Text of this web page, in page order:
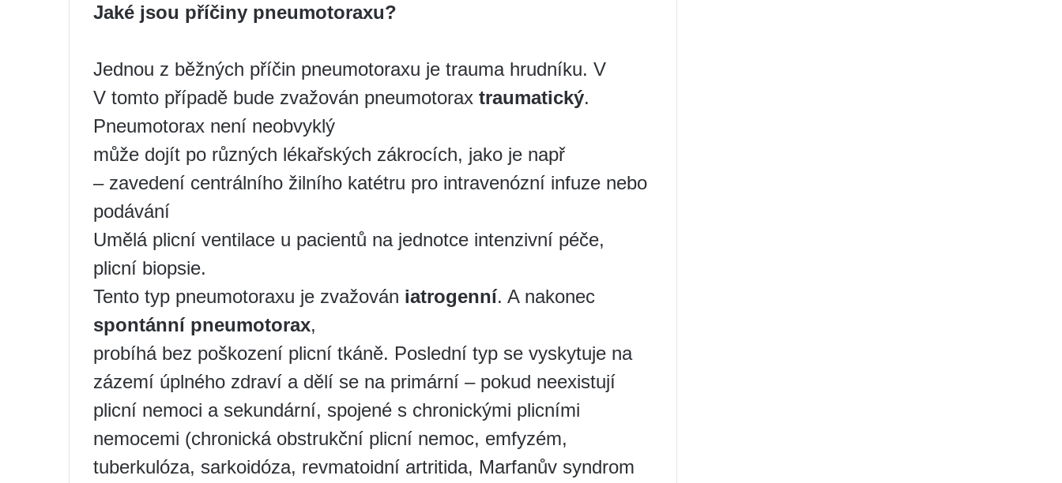
Jaké jsou příčiny pneumotoraxu?
Jednou z běžných příčin pneumotoraxu je trauma hrudníku. V
V tomto případě bude zvažován pneumotorax traumatický.
Pneumotorax není neobvyklý
může dojít po různých lékařských zákrocích, jako je např
– zavedení centrálního žilního katétru pro intravenózní infuze nebo
podávání
Umělá plicní ventilace u pacientů na jednotce intenzivní péče,
plicní biopsie.
Tento typ pneumotoraxu je zvažován iatrogenní. A nakonec
spontánní pneumotorax,
probíhá bez poškození plicní tkáně. Poslední typ se vyskytuje na
zázemí úplného zdraví a dělí se na primární – pokud neexistují
plicní nemoci a sekundární, spojené s chronickými plicními
nemocemi (chronická obstrukční plicní nemoc, emfyzém,
tuberkulóza, sarkoidóza, revmatoidní artritida, Marfanův syndrom